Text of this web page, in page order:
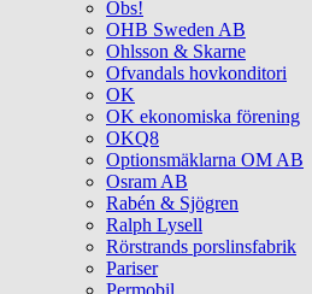
Obs!
OHB Sweden AB
Ohlsson & Skarne
Ofvandals hovkonditori
OK
OK ekonomiska förening
OKQ8
Optionsmäklarna OM AB
Osram AB
Rabén & Sjögren
Ralph Lysell
Rörstrands porslinsfabrik
Pariser
Permobil